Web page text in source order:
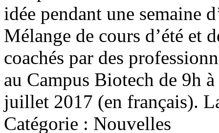
idée pendant une semaine
Mélange de cours d’été et
coachés par des
au Campus Biotech de 9h
juillet 2017 (en français).
Catégorie : Nouvelles